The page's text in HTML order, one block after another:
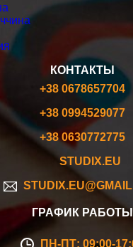
КОНТАКТЫ
+38 0678657704
+38 0994529077
+38 0630772775
STUDIX.EU
ГРАФИК РАБОТЫ
ПН-ПТ: 09:00-